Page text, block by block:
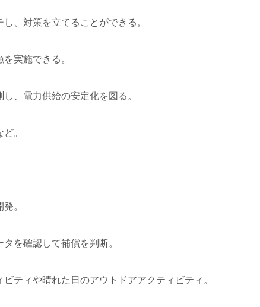
、対策を立てることができる。
実施できる。
、電力供給の安定化を図る。
。
。
を確認して補償を判断。
ティや晴れた日のアウトドアアクティビティ。